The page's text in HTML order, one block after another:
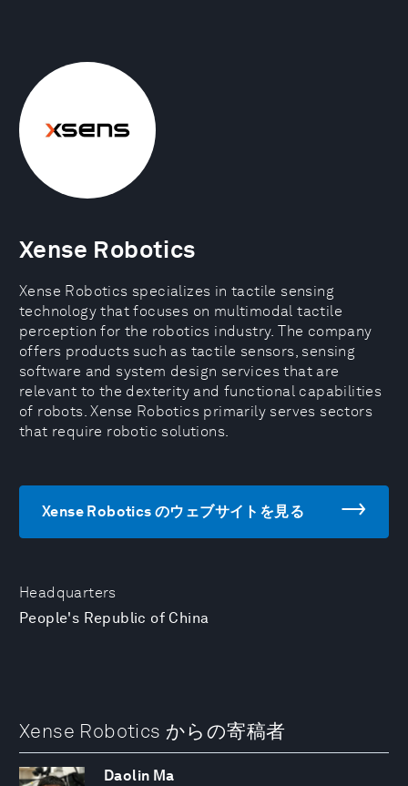
Headquarters
People's Republic of China
Xense Robotics
Xense Robotics specializes in tactile sensing
technology that focuses on multimodal tactile
perception for the robotics industry. The company
offers products such as tactile sensors, sensing
software and system design services that are
relevant to the dexterity and functional capabilities
of robots. Xense Robotics primarily serves sectors
that require robotic solutions.
Xense Robotics のウェブサイトを見る
Xense Robotics からの寄稿者
Daolin Ma